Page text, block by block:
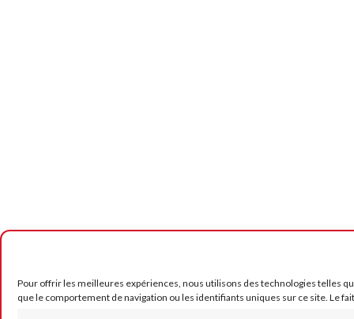
Pour offrir les meilleures expériences, nous utilisons des technologies telles
que le comportement de navigation ou les identifiants uniques sur ce site. Le